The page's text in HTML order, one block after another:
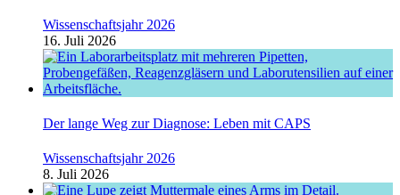
Wissenschaftsjahr 2026
16. Juli 2026
Der lange Weg zur Diagnose: Leben mit CAPS
Wissenschaftsjahr 2026
8. Juli 2026